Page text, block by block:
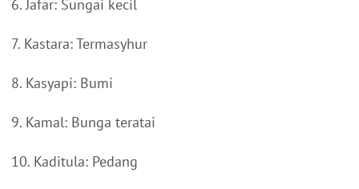
6. Jafar: Sungai kecil
7. Kastara: Termasyhur
8. Kasyapi: Bumi
9. Kamal: Bunga teratai
10. Kaditula: Pedang